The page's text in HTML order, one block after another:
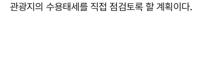
관광지의 수용태세를 직접 점검토록 할 계획이다.